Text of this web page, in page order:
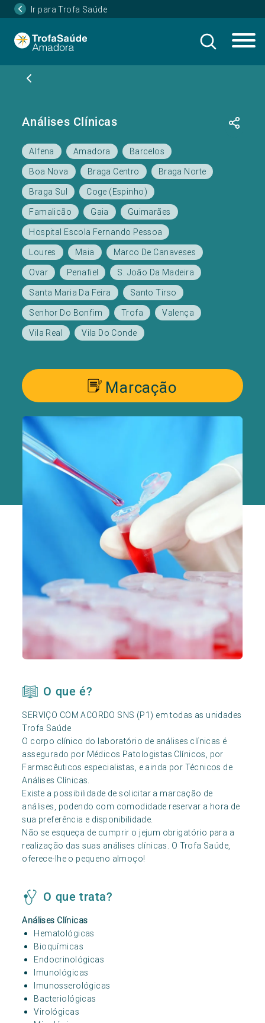
Ir para Trofa Saúde
Análises Clínicas
Alfena Amadora
Barcelos
Boa Nova
Braga Centro
Braga Norte
Braga Sul
Coge (Espinho)
Famalicão
Gaia
Guimarães
Hospital Escola Fernando Pessoa
Loures
Maia
Marco De Canaveses
Ovar
Penafiel
S. João Da Madeira
Santa Maria Da Feira
Santo Tirso
Senhor Do Bonfim
Trofa
Valença
Vila Real
Vila Do Conde
Marcação
O que é?
SERVIÇO COM ACORDO SNS (P1) em todas as unidades
Trofa Saúde
O corpo clínico do laboratório de análises clínicas é
assegurado por Médicos Patologistas Clínicos, por
Farmacêuticos especialistas, e ainda por Técnicos de
Análises Clínicas.
Existe a possibilidade de solicitar a marcação de
análises, podendo com comodidade reservar a hora de
sua preferência e disponibilidade.
Não se esqueça de cumprir o jejum obrigatório para a
realização das suas análises clínicas. O Trofa Saúde,
oferece-lhe o pequeno almoço!
O que trata?
Análises Clínicas
Hematológicas
Bioquímicas
Endocrinológicas
Imunológicas
Imunosserológicas
Bacteriológicas
Virológicas